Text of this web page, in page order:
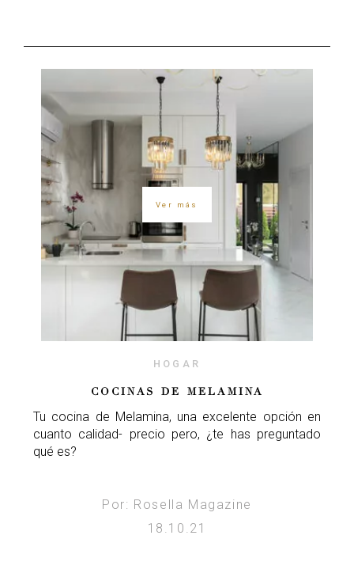
Ver más
HOGAR
COCINAS DE MELAMINA
Tu cocina de Melamina, una excelente opción en
cuanto calidad- precio pero, ¿te has preguntado
qué es?
Por: Rosella Magazine
18.10.21